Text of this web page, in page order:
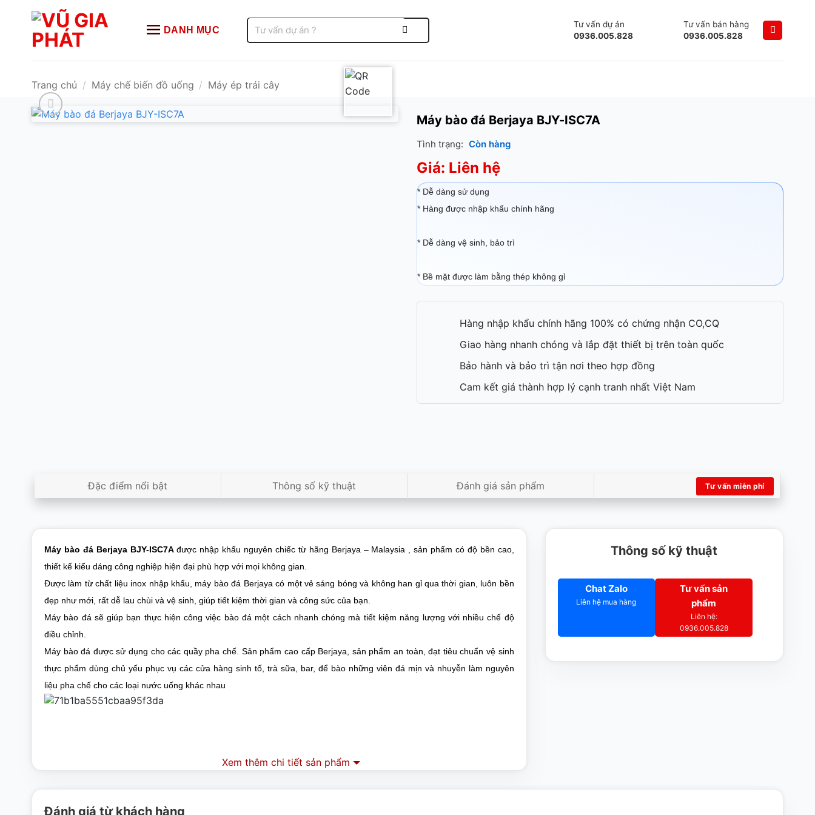
DANH MỤC
kiếm:
Tư vấn dự án
0936.005.828
Tư vấn bán hàng
0936.005.828
Trang chủ / Máy chế biến đồ uống / Máy ép trái cây
Máy bào đá Berjaya BJY-ISC7A
Tình trạng: Còn hàng
Giá: Liên hệ
* Dễ dàng sử dụng
* Hàng được nhập khẩu chính hãng
* Dễ dàng vệ sinh, bảo trì
* Bề mặt được làm bằng thép không gỉ
Hàng nhập khẩu chính hãng 100% có chứng nhận CO,CQ
Giao hàng nhanh chóng và lắp đặt thiết bị trên toàn quốc
Bảo hành và bảo trì tận nơi theo hợp đồng
Cam kết giá thành hợp lý cạnh tranh nhất Việt Nam
Đặc điểm nổi bật Thông số kỹ thuật Đánh giá sản phẩm Tư vấn miễn phí
Máy bào đá Berjaya BJY-ISC7A​được nhập khẩu nguyên chiếc từ hãng Berjaya – Malaysia , sản phẩm có độ bền cao,
thiết kế kiểu dáng công nghiệp hiện đại phù hợp với mọi không gian.
Được làm từ chất liệu inox nhập khẩu, máy bào đá Berjaya có một vẻ sáng bóng và không han gỉ qua thời gian, luôn bền
đẹp như mới, rất dễ lau chùi và vệ sinh, giúp tiết kiệm thời gian và công sức của bạn.
Máy bào đá sẽ giúp bạn thực hiện công việc bào đá một cách nhanh chóng mà tiết kiệm năng lượng với nhiều chế độ
điều chỉnh.
Máy bào đá được sử dụng cho các quầy pha chế. Sản phẩm cao cấp Berjaya, sản phẩm an toàn, đạt tiêu chuẩn vệ sinh
thực phẩm dùng chủ yếu phục vụ các cửa hàng sinh tố, trà sữa, bar, để bào những viên đá mịn và nhuyễn làm nguyên
liệu pha chế cho các loại nước uống khác nhau
Xem thêm chi tiết sản phẩm
Thông số kỹ thuật
Chat Zalo
Liên hệ mua hàng
Tư vấn sản
phẩm
Liên hệ:
0936.005.828
Đánh giá từ khách hàng